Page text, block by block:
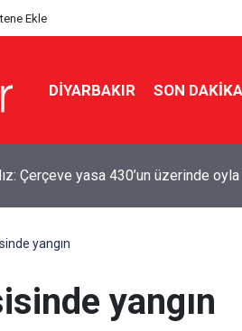
Ekle
DIYARBAKIR SON DAKIKA
Çerçeve yasa 430’un üzerinde
yangın
yangın